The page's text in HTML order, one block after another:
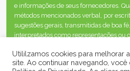
e informações de seus fornecedores.
métodos mencionados verbal, por
sugestões gerais, transmitidas de boa
interpretados como representações ou
direitos de propriedade de terceiros
Utililzamos cookies para melhorar
site. Ao continuar navegando,